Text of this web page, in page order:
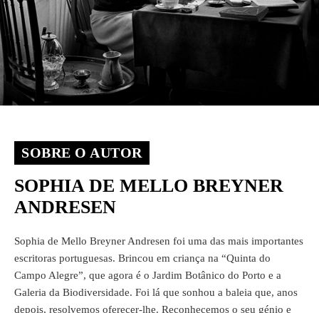
SOBRE O AUTOR
SOPHIA DE MELLO BREYNER
ANDRESEN
Sophia de Mello Breyner Andresen foi uma das mais importantes
escritoras portuguesas. Brincou em criança na “Quinta do
Campo Alegre”, que agora é o Jardim Botânico do Porto e a
Galeria da Biodiversidade. Foi lá que sonhou a baleia que, anos
depois, resolvemos oferecer-lhe. Reconhecemos o seu génio e